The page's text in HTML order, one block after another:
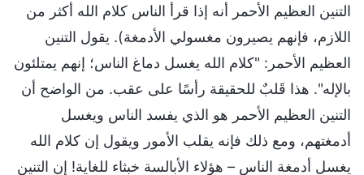
التنين العظيم الأحمر أنه إذا قرأ الناس كلام الله أكثر من
اللازم، فإنهم يصيرون مغسولي الأدمغة). يقول التنين
العظيم الأحمر: "كلام الله يغسل دماغ الناس؛ إنهم يمتلئون
بالإله". هذا قَلبٌ للحقيقة رأسًا على عقب. من الواضح أن
التنين العظيم الأحمر هو الذي يفسد الناس ويغسل
أدمغتهم، ومع ذلك فإنه يقلب الأمور ويقول إن كلام الله
يغسل أدمغة الناس – هؤلاء الأبالسة خبثاء للغاية! إن التنين